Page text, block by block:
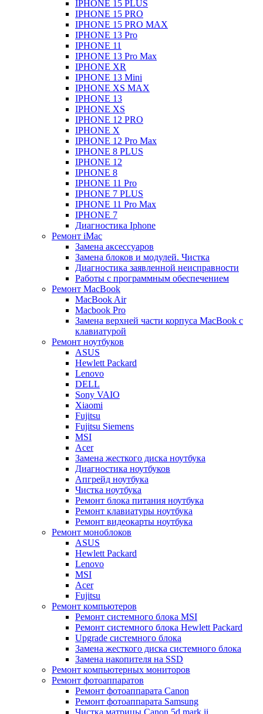
IPHONE 15 PLUS
IPHONE 15 PRO
IPHONE 15 PRO MAX
IPHONE 13 Pro
IPHONE 11
IPHONE 13 Pro Max
IPHONE XR
IPHONE 13 Mini
IPHONE XS MAX
IPHONE 13
IPHONE XS
IPHONE 12 PRO
IPHONE X
IPHONE 12 Pro Max
IPHONE 8 PLUS
IPHONE 12
IPHONE 8
IPHONE 11 Pro
IPHONE 7 PLUS
IPHONE 11 Pro Max
IPHONE 7
Диагностика Iphone
Ремонт iMac
Замена аксессуаров
Замена блоков и модулей. Чистка
Диагностика заявленной неисправности
Работы с программным обеспечением
Ремонт MacBook
MacBook Air
Macbook Pro
Замена верхней части корпуса MacBook с
клавиатурой
Ремонт ноутбуков
ASUS
Hewlett Packard
Lenovo
DELL
Sony VAIO
Xiaomi
Fujitsu
Fujitsu Siemens
MSI
Acer
Замена жесткого диска ноутбука
Диагностика ноутбуков
Апгрейд ноутбука
Чистка ноутбука
Ремонт блока питания ноутбука
Ремонт клавиатуры ноутбука
Ремонт видеокарты ноутбука
Ремонт моноблоков
ASUS
Hewlett Packard
Lenovo
MSI
Acer
Fujitsu
Ремонт компьютеров
Ремонт системного блока MSI
Ремонт системного блока Hewlett Packard
Upgrade системного блока
Замена жесткого диска системного блока
Замена накопителя на SSD
Ремонт компьютерных мониторов
Ремонт фотоаппаратов
Ремонт фотоаппарата Canon
Ремонт фотоаппарата Samsung
Чистка матрицы Canon 5d mark ii